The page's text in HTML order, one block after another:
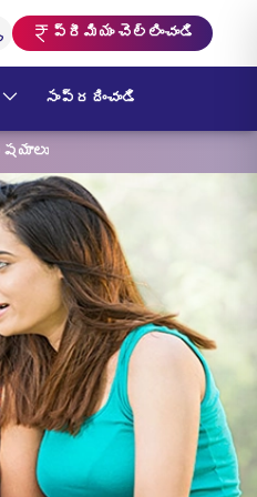
ప్రీమియం చెల్లించండి
సంప్రదించండి